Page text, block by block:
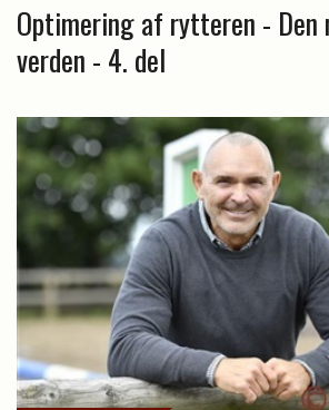
Optimering af rytteren - Den
verden - 4. del